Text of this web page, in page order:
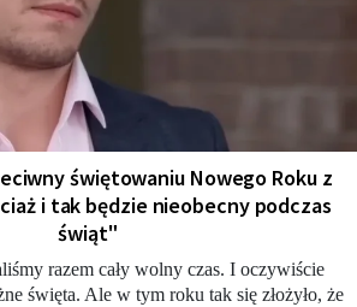
świętowaniu Nowego Roku z
i tak będzie nieobecny podczas
świąt"
razem cały wolny czas. I oczywiście
święta. Ale w tym roku tak się złożyło, że